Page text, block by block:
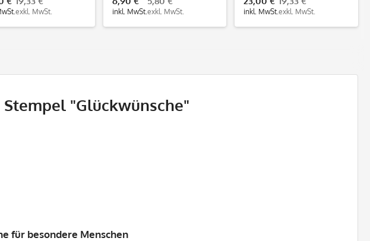
exkl. MwSt. inkl. MwSt. exkl. MwSt. inkl. MwSt.exkl. MwSt.
Stempel "Glückwünsche"
für besondere Menschen